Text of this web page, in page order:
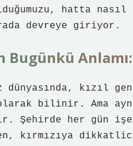
hatta
devreye giriyor.
Bugünkü
dünyasında,
bilinir. Ama
Şehirde her gün
kırmızıya